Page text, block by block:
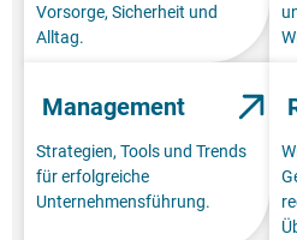
Vorsorge, Sicherheit und
Alltag.
Management
Strategien, Tools und Trends
für erfolgreiche
Unternehmensführung.